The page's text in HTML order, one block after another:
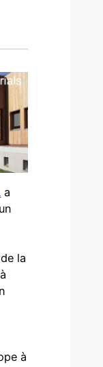
a
la
à